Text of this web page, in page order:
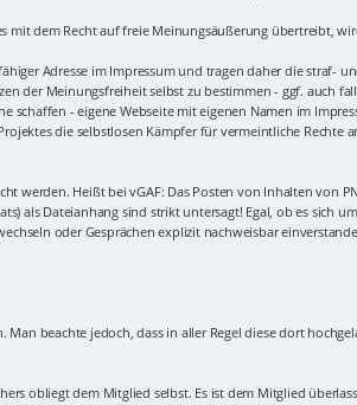
dem Recht auf freie Meinungsäußerung übertreibt,
Adresse im Impressum und tragen daher die straf-
der Meinungsfreiheit selbst zu bestimmen - ggf. auch
- eigene Webseite mit eigenen Namen im
die selbstlosen Kämpfer für vermeintliche Rechte
werden. Heißt bei vGAF: Das Posten von Inhalten von
als Dateianhang sind strikt untersagt! Egal, ob es sich
oder Gesprächen explizit nachweisbar
beachte jedoch, dass in aller Regel diese dort
obliegt dem Mitglied selbst. Es ist dem Mitglied